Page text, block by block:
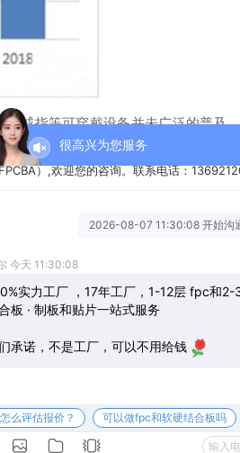
戒指等可穿戴设备并未广泛的普及
大幅拉动对轻薄型FPC需求。2017年
由此可见，轻薄型FPC市场前景一片